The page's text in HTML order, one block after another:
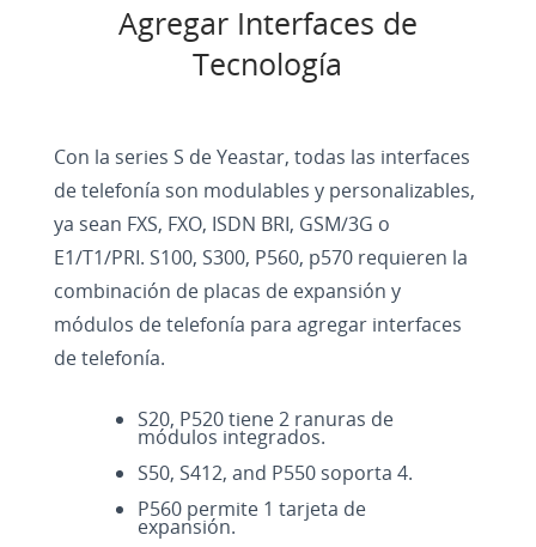
Agregar Interfaces de
Tecnología
Con la series S de Yeastar, todas las interfaces
de telefonía son modulables y personalizables,
ya sean FXS, FXO, ISDN BRI, GSM/3G o
E1/T1/PRI. S100, S300, P560, p570 requieren la
combinación de placas de expansión y
módulos de telefonía para agregar interfaces
de telefonía.
S20, P520 tiene 2 ranuras de
módulos integrados.
S50, S412, and P550 soporta 4.
P560 permite 1 tarjeta de
expansión.